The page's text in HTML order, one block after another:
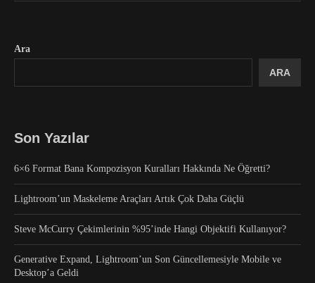
Ara
ARA
Son Yazılar
6×6 Format Bana Kompozisyon Kuralları Hakkında Ne Öğretti?
Lightroom’un Maskeleme Araçları Artık Çok Daha Güçlü
Steve McCurry Çekimlerinin %95’inde Hangi Objektifi Kullanıyor?
Generative Expand, Lightroom’un Son Güncellemesiyle Mobile ve
Desktop’a Geldi